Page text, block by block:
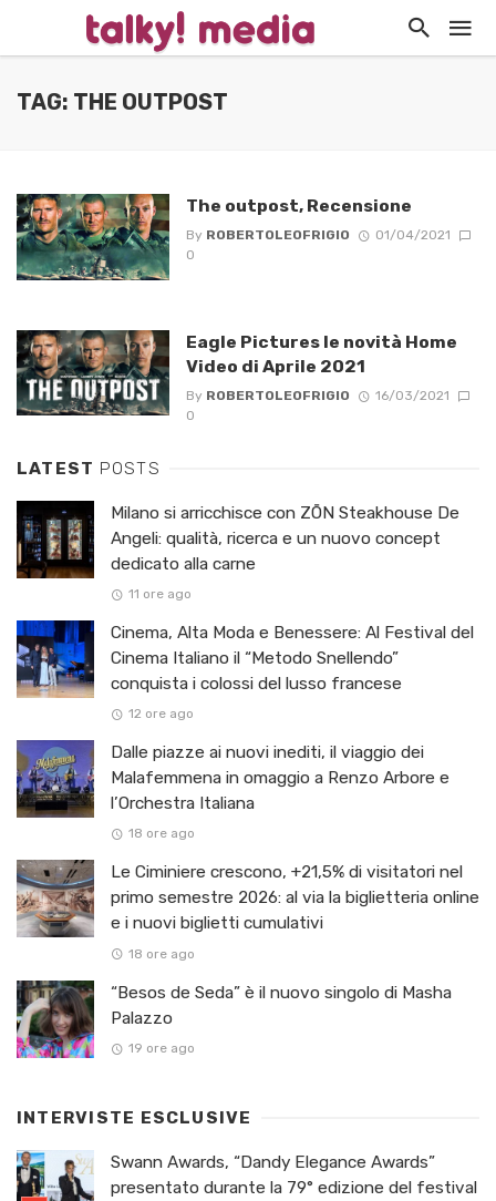
TAG: THE OUTPOST
The outpost, Recensione
By ROBERTOLEOFRIGIO
01/04/2021
0
Eagle Pictures le novità Home
Video di Aprile 2021
By ROBERTOLEOFRIGIO
16/03/2021
0
LATEST POSTS
Milano si arricchisce con ZŌN Steakhouse De
Angeli: qualità, ricerca e un nuovo concept
dedicato alla carne
11 ore ago
Cinema, Alta Moda e Benessere: Al Festival del
Cinema Italiano il “Metodo Snellendo”
conquista i colossi del lusso francese
12 ore ago
Dalle piazze ai nuovi inediti, il viaggio dei
Malafemmena in omaggio a Renzo Arbore e
l’Orchestra Italiana ​
18 ore ago
Le Ciminiere crescono, +21,5% di visitatori nel
primo semestre 2026: al via la biglietteria online
e i nuovi biglietti cumulativi
18 ore ago
“Besos de Seda” è il nuovo singolo di Masha
Palazzo
19 ore ago
INTERVISTE ESCLUSIVE
Swann Awards, “Dandy Elegance Awards”
presentato durante la 79° edizione del festival